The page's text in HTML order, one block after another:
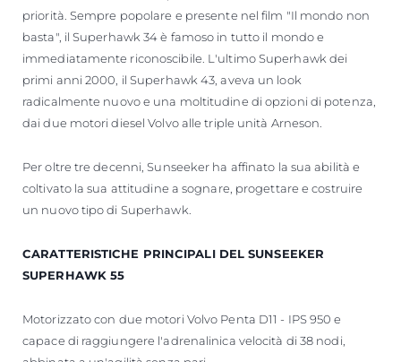
priorità. Sempre popolare e presente nel film "Il mondo non
basta", il Superhawk 34 è famoso in tutto il mondo e
immediatamente riconoscibile. L'ultimo Superhawk dei
primi anni 2000, il Superhawk 43, aveva un look
radicalmente nuovo e una moltitudine di opzioni di potenza,
dai due motori diesel Volvo alle triple unità Arneson.
Per oltre tre decenni, Sunseeker ha affinato la sua abilità e
coltivato la sua attitudine a sognare, progettare e costruire
un nuovo tipo di Superhawk.
CARATTERISTICHE PRINCIPALI DEL SUNSEEKER
SUPERHAWK 55
Motorizzato con due motori Volvo Penta D11 - IPS 950 e
capace di raggiungere l'adrenalinica velocità di 38 nodi,